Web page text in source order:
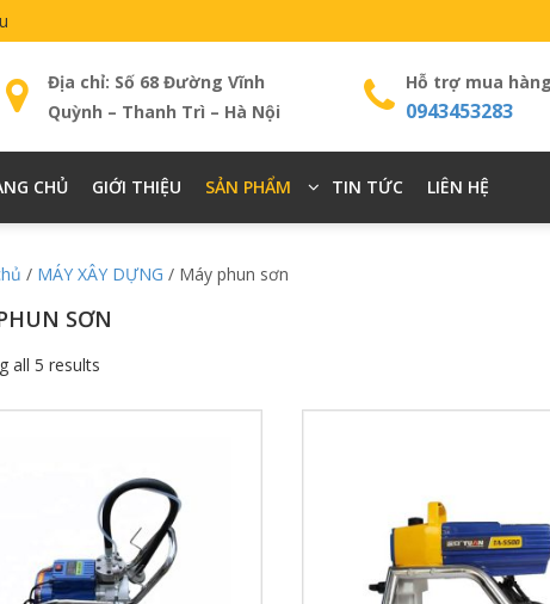
Địa chỉ: Số 68 Đường Vĩnh
Quỳnh – Thanh Trì – Hà Nội
Hỗ trợ mua hàng
0943453283
CHỦ GIỚI THIỆU SẢN PHẨM TIN TỨC LIÊN HỆ
/ MÁY XÂY DỰNG / Máy phun sơn
SƠN
all 5 results